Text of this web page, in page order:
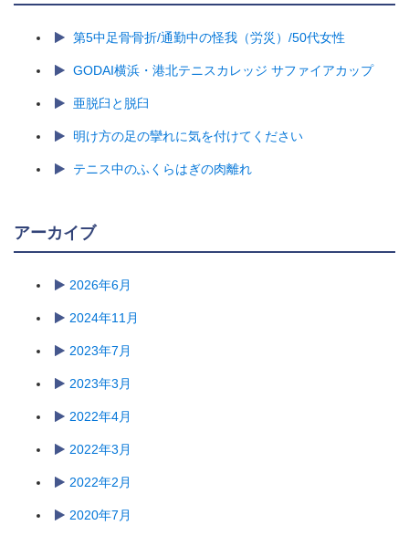
第5中足骨骨折/通勤中の怪我（労災）/50代女性
GODAI横浜・港北テニスカレッジ サファイアカップ
亜脱臼と脱臼
明け方の足の攣れに気を付けてください
テニス中のふくらはぎの肉離れ
アーカイブ
2026年6月
2024年11月
2023年7月
2023年3月
2022年4月
2022年3月
2022年2月
2020年7月